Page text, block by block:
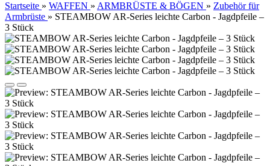
Startseite » WAFFEN » ARMBRÜSTE & BÖGEN » Zubehör für
Armbrüste » STEAMBOW AR-Series leichte Carbon - Jagdpfeile –
3 Stück